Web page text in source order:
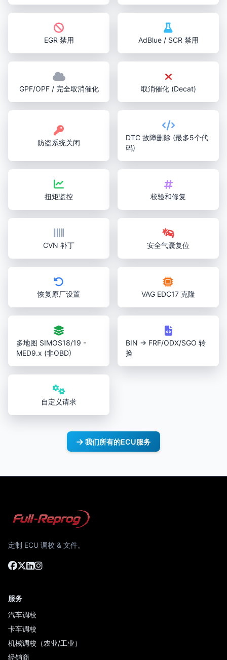
EGR 禁用 AdBlue / SCR 禁用
GPF/OPF / 完全取消催化 取消催化 (Decat)
防盗系统关闭
DTC 故障删除 (最多5个代
码)
扭矩监控 校验和修复
CVN 补丁 安全气囊复位
恢复原厂设置 VAG EDC17 克隆
多地图 SIMOS18/19 -
MED9.x (非OBD)
BIN → FRF/ODX/SGO 转
换
自定义请求
我们所有的ECU服务
定制 ECU 调校 & 文件。
服务
汽车调校
卡车调校
机械调校（农业/工业）
经销商